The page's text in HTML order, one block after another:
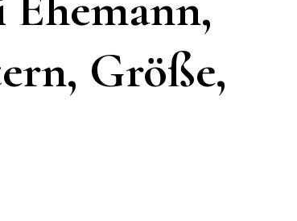
Größe,